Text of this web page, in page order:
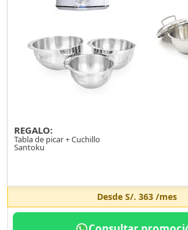
REGALO:
Tabla de picar + Cuchillo
Santoku
Desde S/. 363/mes